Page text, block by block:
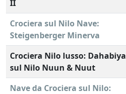
II
Crociera sul Nilo Nave:
Steigenberger Minerva
Crociera Nilo lusso: Dahabiya
sul Nilo Nuun & Nuut
Nave da Crociera sul Nilo: